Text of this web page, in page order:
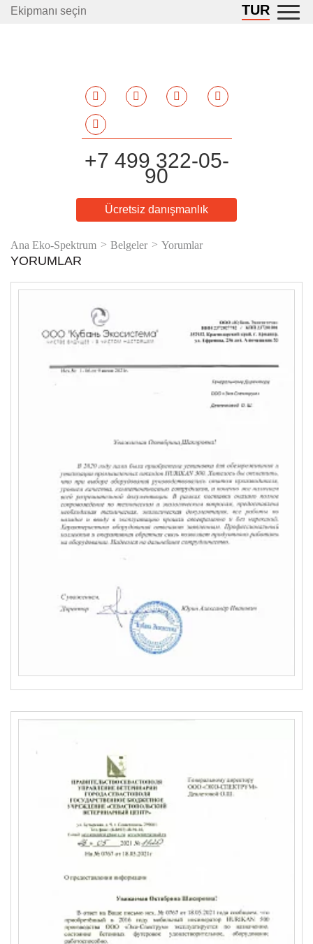
Ekipmanı seçin
+7 499 322-05-
90
Ücretsiz danışmanlık
TUR
Ana Eko-Spektrum Belgeler Yorumlar
YORUMLAR